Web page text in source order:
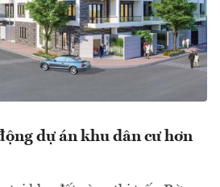
dự án khu dân cư hơn